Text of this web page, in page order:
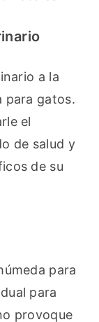
a la
para gatos.
el
de salud y
de su
para
para
provoque